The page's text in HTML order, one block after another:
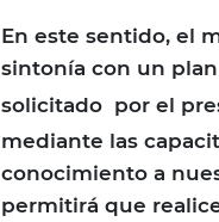
En este sentido, el
sintonía con un
solicitado por el
mediante las
conocimiento a
permitirá que